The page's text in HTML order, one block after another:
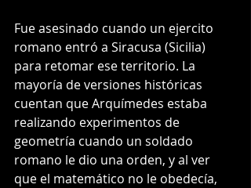
Fue asesinado cuando un ejercito
romano entró a Siracusa (Sicilia)
para retomar ese territorio. La
mayoría de versiones históricas
cuentan que Arquímedes estaba
realizando experimentos de
geometría cuando un soldado
romano le dio una orden, y al ver
que el matemático no le obedecía,